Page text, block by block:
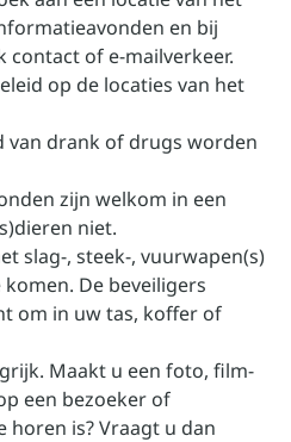
en bij
of e-mailverkeer.
op de locaties van het
van drank of drugs worden
zijn welkom in een
niet.
slag-, steek-, vuurwapen(s)
De beveiligers
om in uw tas, koffer of
Maakt u een foto, film-
een bezoeker of
horen is? Vraagt u dan